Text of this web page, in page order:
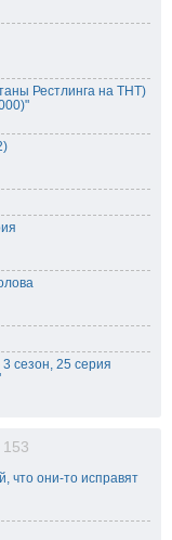
Рестлинга на ТНТ)
сезон, 25 серия
153
что они-то исправят